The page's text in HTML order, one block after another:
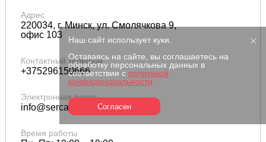
Адрес
220034, г. Минск, ул. Смолячкова 9,
офис 103
Контактный телефон
+375296150666
Электронная почта
info@sercakavyarni.by
Время работы
Наш сайт использует куки.
Оставаясь на сайте, вы соглашаетесь на
обработку персональных данных в
соответствии с политикой
конфиденциальности
Согласен